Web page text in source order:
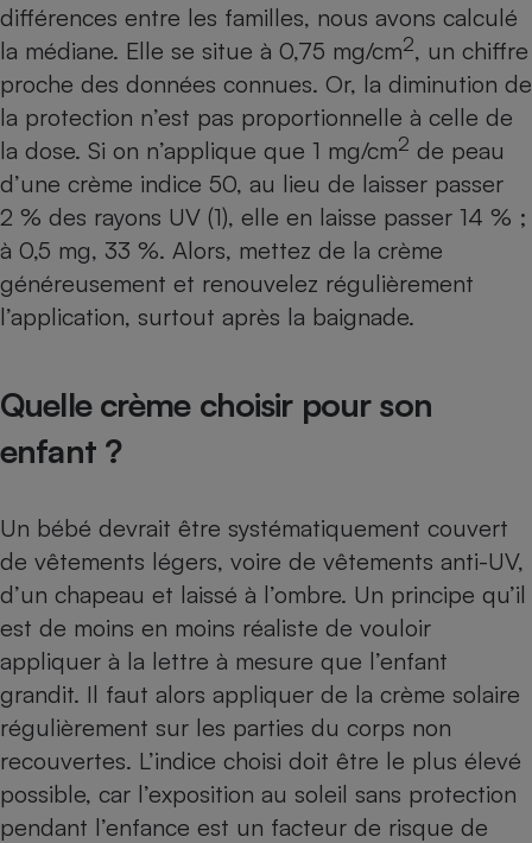
différences entre les familles, nous avons calculé
la médiane. Elle se situe à 0,75 mg/cm2, un chiffre
proche des données connues. Or, la diminution de
la protection n’est pas proportionnelle à celle de
la dose. Si on n’applique que 1 mg/cm2 de peau
d’une crème indice 50, au lieu de laisser passer
2 % des rayons UV (1), elle en laisse passer 14 % ;
à 0,5 mg, 33 %. Alors, mettez de la crème
généreusement et renouvelez régulièrement
l’application, surtout après la baignade.
Quelle crème choisir pour son
enfant ?
Un bébé devrait être systématiquement couvert
de vêtements légers, voire de vêtements anti-UV,
d’un chapeau et laissé à l’ombre. Un principe qu’il
est de moins en moins réaliste de vouloir
appliquer à la lettre à mesure que l’enfant
grandit. Il faut alors appliquer de la crème solaire
régulièrement sur les parties du corps non
recouvertes. L’indice choisi doit être le plus élevé
possible, car l’exposition au soleil sans protection
pendant l’enfance est un facteur de risque de